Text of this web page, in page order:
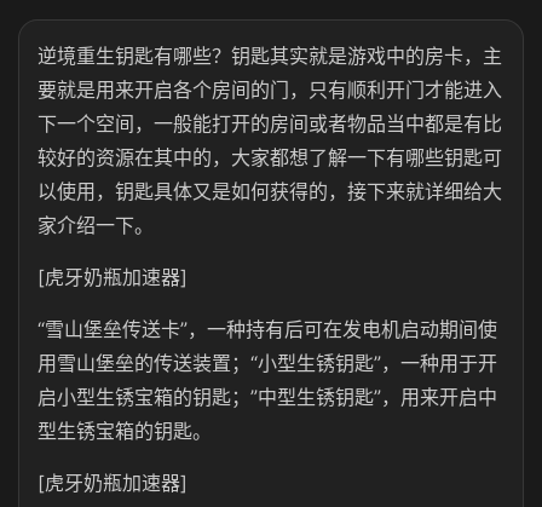
逆境重生钥匙有哪些？钥匙其实就是游戏中的房卡，主
要就是用来开启各个房间的门，只有顺利开门才能进入
下一个空间，一般能打开的房间或者物品当中都是有比
较好的资源在其中的，大家都想了解一下有哪些钥匙可
以使用，钥匙具体又是如何获得的，接下来就详细给大
家介绍一下。
[虎牙奶瓶加速器]
“雪山堡垒传送卡”，一种持有后可在发电机启动期间使
用雪山堡垒的传送装置；“小型生锈钥匙”，一种用于开
启小型生锈宝箱的钥匙；”中型生锈钥匙”，用来开启中
型生锈宝箱的钥匙。
[虎牙奶瓶加速器]